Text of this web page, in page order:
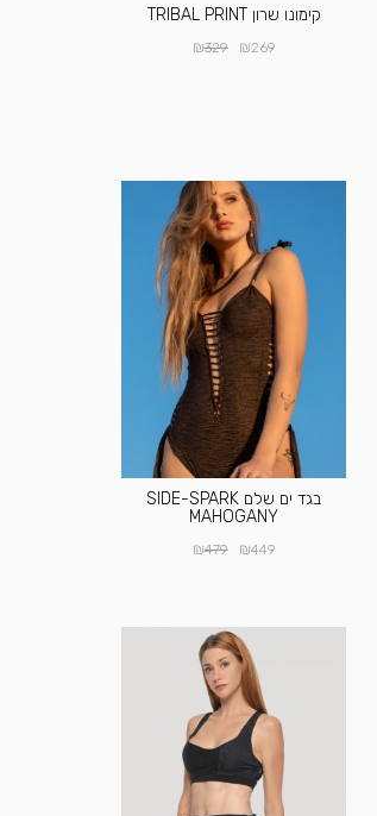
קימונו שרון TRIBAL PRINT
₪269
₪329
בגד ים שלם SIDE-SPARK
MAHOGANY
₪449
₪479